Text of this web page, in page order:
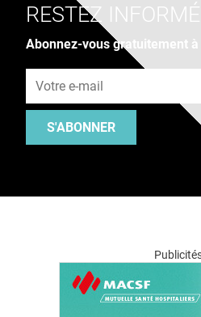
RESTEZ INFORMÉ
Abonnez-vous gratuitement
S'ABONNER